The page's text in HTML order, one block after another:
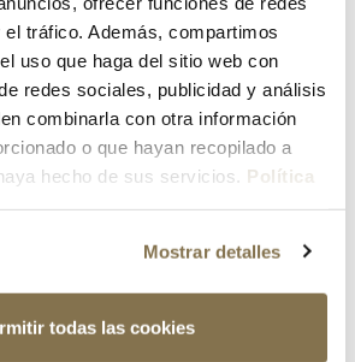
tráfico. Además, compartimos
uso que haga del sitio web con
redes sociales, publicidad y análisis
combinarla con otra información
o que hayan recopilado a
hecho de sus servicios. Política
Mostrar detalles
todas las cookies